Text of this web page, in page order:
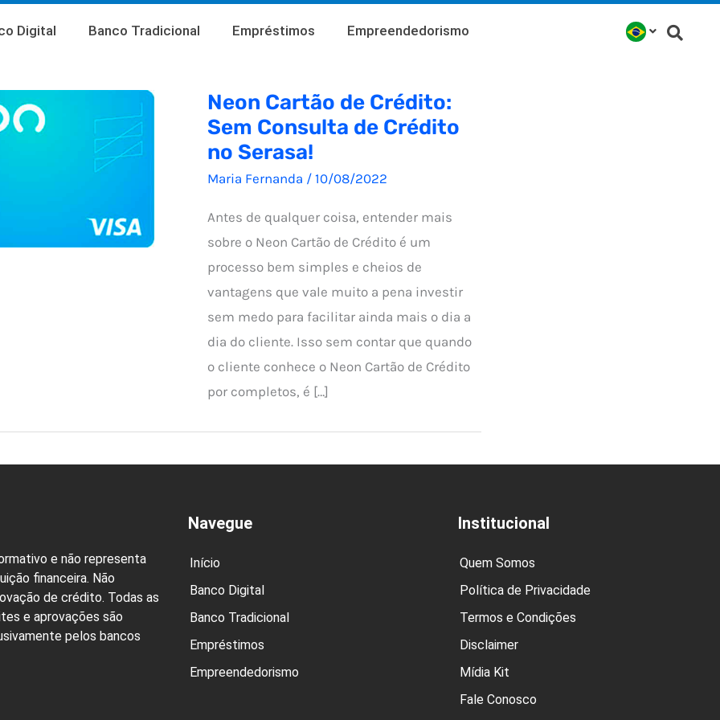
Digital Banco Tradicional Empréstimos Empreendedorismo
Neon Cartão de Crédito:
Sem Consulta de Crédito
no Serasa!
Maria Fernanda / 10/08/2022
Antes de qualquer coisa, entender mais
sobre o Neon Cartão de Crédito é um
processo bem simples e cheios de
vantagens que vale muito a pena investir
sem medo para facilitar ainda mais o dia a
dia do cliente. Isso sem contar que quando
o cliente conhece o Neon Cartão de Crédito
por completos, é […]
e não representa
financeira. Não
de crédito. Todas as
e aprovações são
pelos bancos
Navegue
Início
Banco Digital
Banco Tradicional
Empréstimos
Empreendedorismo
Institucional
Quem Somos
Política de Privacidade
Termos e Condições
Disclaimer
Mídia Kit
Fale Conosco